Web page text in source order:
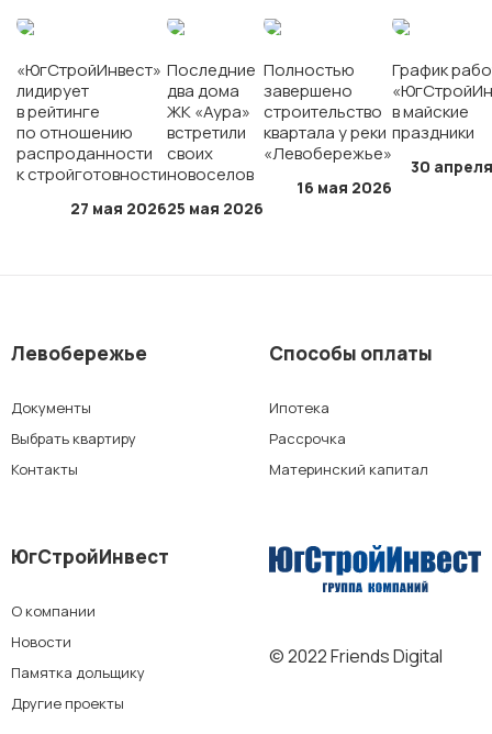
«ЮгСтройИнвест»
лидирует
в рейтинге
по отношению
распроданности
к стройготовности
27 мая 2026
Последние
два дома
ЖК «Аура»
встретили
своих
новоселов
25 мая 2026
Полностью
завершено
строительство
квартала у реки
«Левобережье»
16 мая 2026
График
в майские
праздники
30
Левобережье
Документы
Выбрать квартиру
Контакты
Способы оплаты
Ипотека
Рассрочка
Материнский капитал
ЮгСтройИнвест
О компании
Новости
Памятка дольщику
Другие проекты
© 2022 Friends Digital
г. Ростов-на-Дону
Экорайон «Вересаево»
ЖК «Левобережье»
мкр. «Губернский»